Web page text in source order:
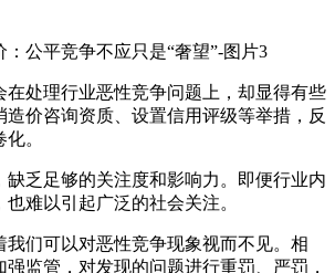
在处理行业恶性竞争问题上，却显得有些
造价咨询资质 、设置信用评级等举措，反
。
缺乏足够的关注度和影响力。即便行业内
难以引起广泛的社会关注。
我们可以对恶性竞争现象视而不见。相
强监管，对发现的问题进行重罚、严罚，